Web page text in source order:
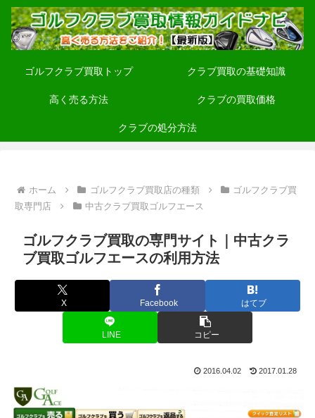
ゴルフクラブ買取トップ クラブ買取の基礎知識
高く売る方法 クラブの買取価格
クラブの処分方法
ホーム ゴルフクラブ買取店の種類
ゴルフクラブ買
取専門店
中古クラブ買取ゴルフエース
ゴルフクラブ買取の専門サイト｜中古クラ
ブ買取ゴルフエースの利用方法
X Facebook はてブ
LINE コピー
2016.04.02 2017.01.28